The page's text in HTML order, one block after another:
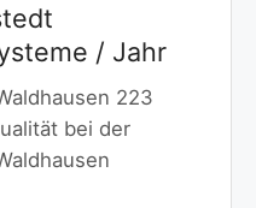
/ Jahr
223
bei der